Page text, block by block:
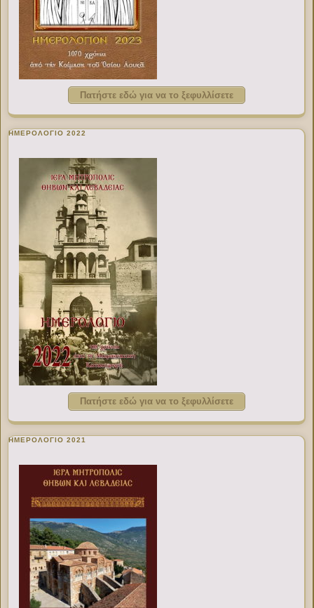
Πατήστε εδώ για να το ξεφυλλίσετε
ΗΜΕΡΟΛΟΓΙΟ 2022
Πατήστε εδώ για να το ξεφυλλίσετε
ΗΜΕΡΟΛΟΓΙΟ 2021